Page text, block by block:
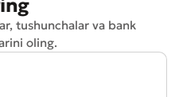
shart
tushunchalar va bank
oling.